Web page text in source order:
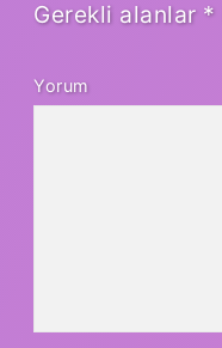
Gerekli alanlar *
Yorum